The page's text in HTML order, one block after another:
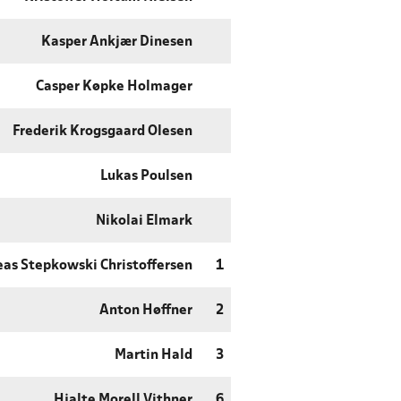
Kasper Ankjær Dinesen
Casper Køpke Holmager
Frederik Krogsgaard Olesen
Lukas Poulsen
Nikolai Elmark
Stepkowski Christoffersen 1
Anton Høffner 2
Martin Hald 3